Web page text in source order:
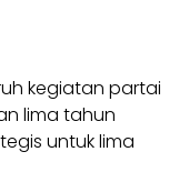
kegiatan partai
lima tahun
untuk lima